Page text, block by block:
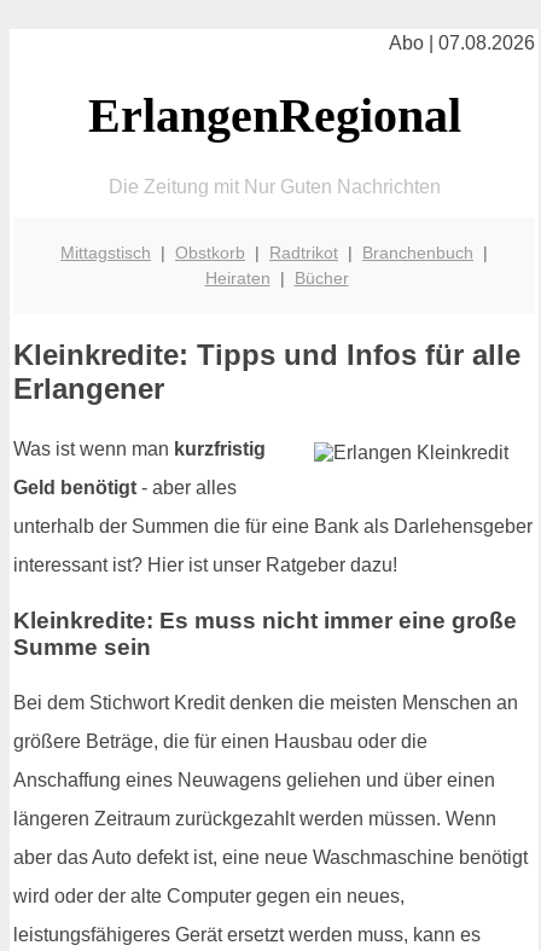
Abo | 07.08.2026
ErlangenRegional
Die Zeitung mit Nur Guten Nachrichten
Mittagstisch | Obstkorb | Radtrikot | Branchenbuch |
Heiraten | Bücher
Kleinkredite: Tipps und Infos für alle
Erlangener
Was ist wenn man kurzfristig
Geld benötigt - aber alles
unterhalb der Summen die für eine Bank als Darlehensgeber
interessant ist? Hier ist unser Ratgeber dazu!
Kleinkredite: Es muss nicht immer eine große
Summe sein
Bei dem Stichwort Kredit denken die meisten Menschen an
größere Beträge, die für einen Hausbau oder die
Anschaffung eines Neuwagens geliehen und über einen
längeren Zeitraum zurückgezahlt werden müssen. Wenn
aber das Auto defekt ist, eine neue Waschmaschine benötigt
wird oder der alte Computer gegen ein neues,
leistungsfähigeres Gerät ersetzt werden muss, kann es